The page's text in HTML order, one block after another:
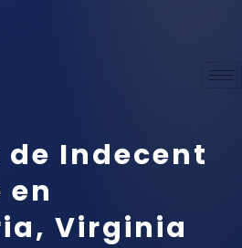
Indecent
en
Virginia